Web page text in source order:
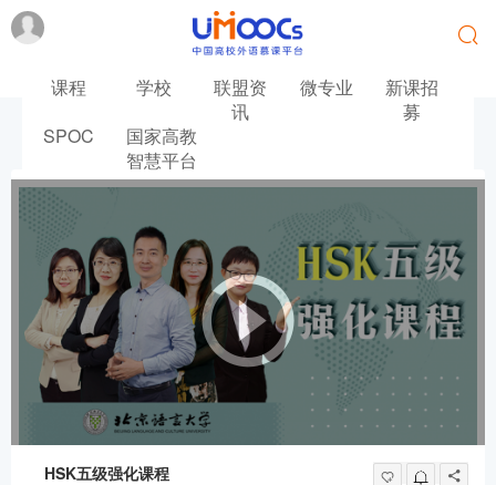
课程 学校
联盟资
讯
微专业
新课招
募
SPOC
国家高教
智慧平台
HSK五级强化课程